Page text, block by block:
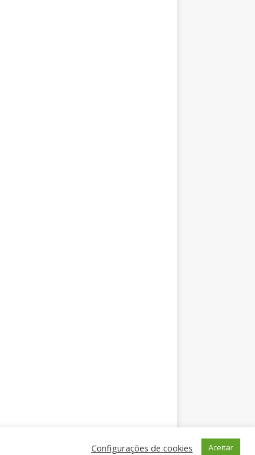
Configurações de cookies Aceitar